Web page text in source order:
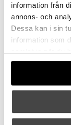
information från
annons- och
Dessa kan i sin
information som
samlat in när du
Vi vet hur det
Den kärleken
Vi lagar, putsar
fungerar. Vi kan
lampa genom
helt ny färg.